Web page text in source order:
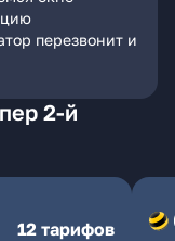
перезвонит и
2-й
12 тарифов